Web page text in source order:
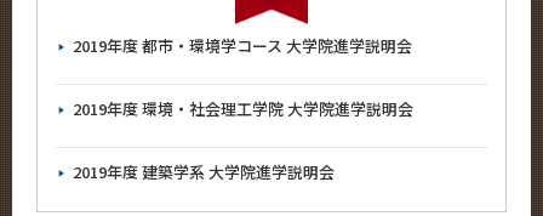
2019年度 都市・環境学コース 大学院進学説明会
2019年度 環境・社会理工学院 大学院進学説明会
2019年度 建築学系 大学院進学説明会